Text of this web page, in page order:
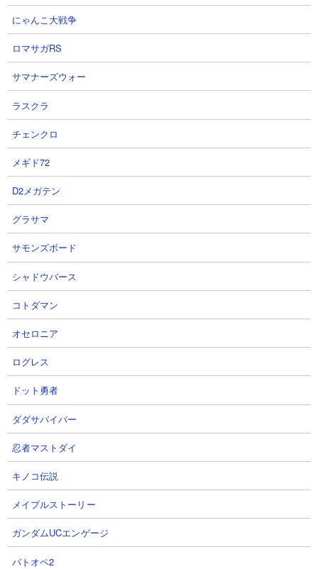
介！8月の新キャラ！光属性バス
ターは観月絵里で確定！新コンテ
きな変化あり！！！【俺だけレベ
ルアップな件・ARISE・公認クリ
エイター】
OhchiGameSさん
2026.08.07 18:11（14時間前）
2026.08.07 08:24（1日前）
【俺アラ】桐嶋玲奈が早くも上方
修正！水篠旬への超絶バフが可能
に！しかし注意点あり！バフ適応
発動条件をしっかりと把握してお
な件・ARISE・公認クリエイタ
ー】
2026.08.06 18:42（1日前）
5
【俺アラ】影の君主ギルボスでは
ージ！ギルドボス女王アリ闇属性
6
7 8
にゃんこ大戦争
ロマサガRS
サマナーズウォー
ラスクラ
チェンクロ
メギド72
D2メガテン
グラサマ
サモンズボード
シャドウバース
コトダマン
オセロニア
ログレス
ドット勇者
ダダサバイバー
忍者マストダイ
キノコ伝説
メイプルストーリー
ガンダムUCエンゲージ
バトオペ2